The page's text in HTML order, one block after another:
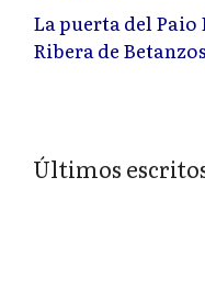
La puerta del Paio
Ribera de Betanzos
Últimos